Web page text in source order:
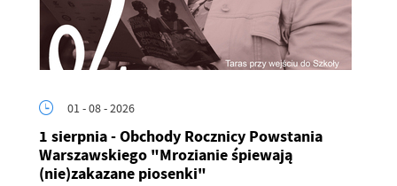
01 - 08 - 2026
1 sierpnia - Obchody Rocznicy Powstania
Warszawskiego "Mrozianie śpiewają
(nie)zakazane piosenki"